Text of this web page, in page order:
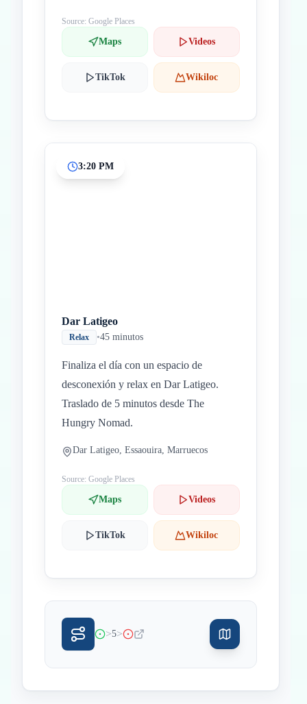
Source: Google Places
Maps Videos
TikTok Wikiloc
3:20 PM
Dar Latigeo
Relax •45 minutos
Finaliza el día con un espacio de
desconexión y relax en Dar Latigeo.
Traslado de 5 minutos desde The
Hungry Nomad.
Dar Latigeo, Essaouira, Marruecos
Source: Google Places
Maps Videos
TikTok Wikiloc
>5>